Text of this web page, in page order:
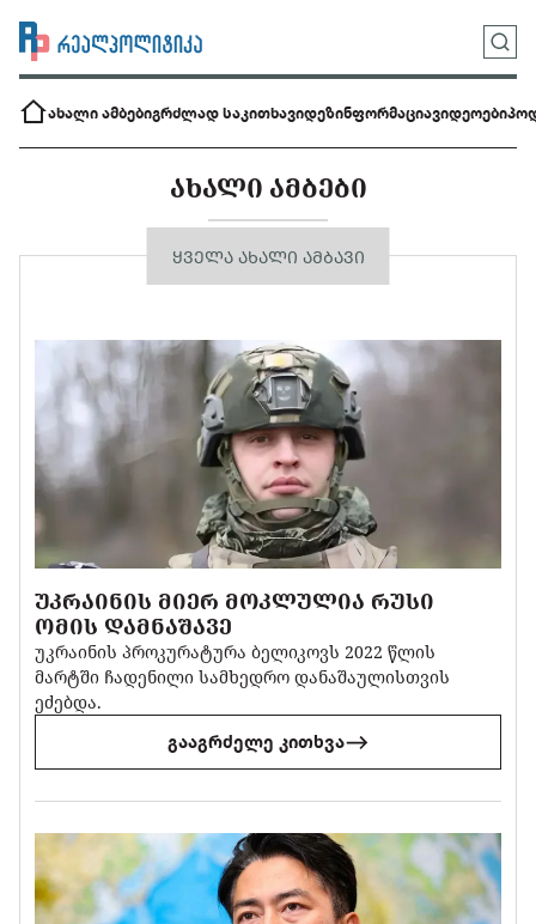
ახალი ამბებიგრძლად საკითხავიდეზინფორმაციავიდეოები
ᲐᲮᲐᲚᲘ ᲐᲛᲑᲔᲑᲘ
ᲧᲕᲔᲚᲐ ᲐᲮᲐᲚᲘ ᲐᲛᲑᲐᲕᲘ
ᲣᲙᲠᲐᲘᲜᲘᲡ ᲛᲘᲔᲠ ᲛᲝᲙᲚᲣᲚᲘᲐ ᲠᲣᲡᲘ
ᲝᲛᲘᲡ ᲓᲐᲛᲜᲐᲨᲐᲕᲔ
უკრაინის პროკურატურა ბელიკოვს 2022 წლის
მარტში ჩადენილი სამხედრო დანაშაულისთვის
ეძებდა.
გააგრძელე კითხვა